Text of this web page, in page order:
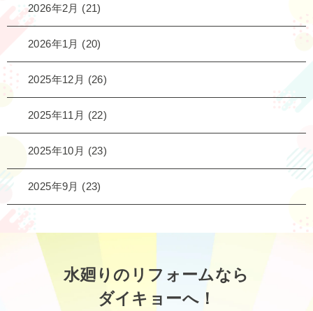
2026年2月 (21)
2026年1月 (20)
2025年12月 (26)
2025年11月 (22)
2025年10月 (23)
2025年9月 (23)
水廻りのリフォームなら
ダイキョーへ！